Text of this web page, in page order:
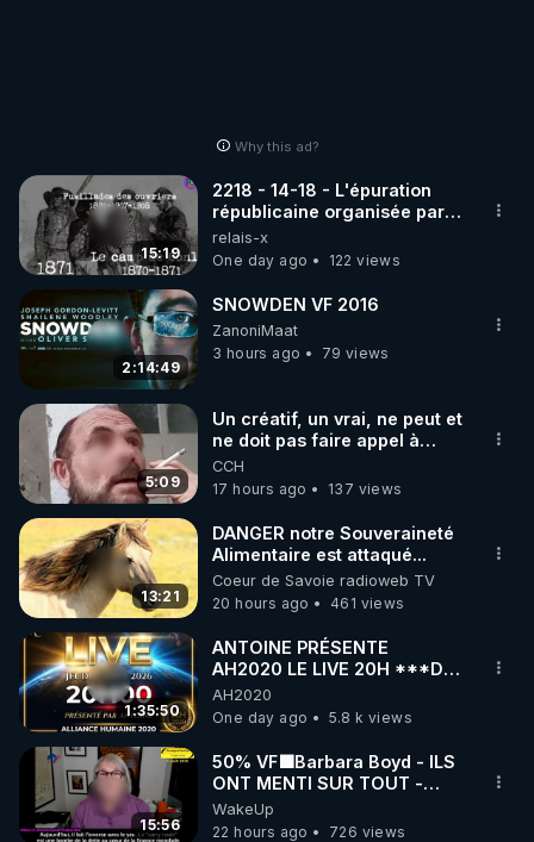
Why this ad?
15:19
2218 - 14-18 - L'épuration
républicaine organisée par
les frères de la truelle
relais-x
One day ago
122 views
2:14:49
SNOWDEN VF 2016
ZanoniMaat
3 hours ago
79 views
5:09
Un créatif, un vrai, ne peut et
ne doit pas faire appel à
l'intelligence artificielle
CCH
17 hours ago
137 views
13:21
DANGER notre Souveraineté
Alimentaire est attaqué...
Coeur de Savoie radioweb TV
20 hours ago
461 views
1:35:50
ANTOINE PRÉSENTE
AH2020 LE LIVE 20H ***DU
06/08/2026***
AH2020
One day ago
5.8 k views
15:56
50% VF🟩Barbara Boyd - ILS
ONT MENTI SUR TOUT -
Jocelyne Traduction
WakeUp
22 hours ago
726 views